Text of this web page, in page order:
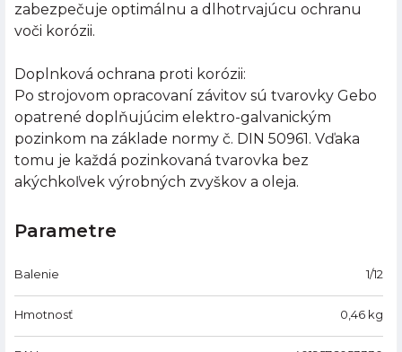
zabezpečuje optimálnu a dlhotrvajúcu ochranu
voči korózii.
Doplnková ochrana proti korózii:
Po strojovom opracovaní závitov sú tvarovky Gebo
opatrené doplňujúcim elektro-galvanickým
pozinkom na základe normy č. DIN 50961. Vďaka
tomu je každá pozinkovaná tvarovka bez
akýchkoľvek výrobných zvyškov a oleja.
Parametre
Balenie 1/12
Hmotnosť 0,46 kg